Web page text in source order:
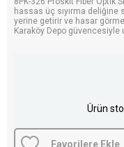
hassas üç sıyırma deliğine
yerine getirir ve hasar
Karaköy Depo
Ürün
Favorilere Ekle